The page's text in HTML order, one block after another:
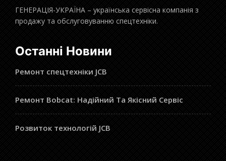
ГЕНЕРАЦІЯ-УКРАЇНА – українська сервісна компанія з
продажу та обслуговуванню спецтехніки.
Останні Новини
Ремонт спецтехніки JCB
Ремонт Bobcat: Надійний Та Якісний Сервіс
Розвиток технологій JCB